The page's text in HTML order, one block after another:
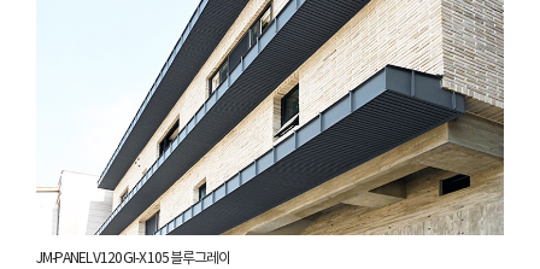
JM-PANEL V120 GI-X 105 블루그레이